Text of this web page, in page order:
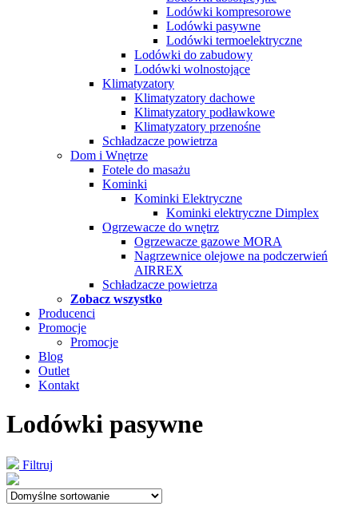
Lodówki kompresorowe
Lodówki pasywne
Lodówki termoelektryczne
Lodówki do zabudowy
Lodówki wolnostojące
Klimatyzatory
Klimatyzatory dachowe
Klimatyzatory podławkowe
Klimatyzatory przenośne
Schładzacze powietrza
Dom i Wnętrze
Fotele do masażu
Kominki
Kominki Elektryczne
Kominki elektryczne Dimplex
Ogrzewacze do wnętrz
Ogrzewacze gazowe MORA
Nagrzewnice olejowe na podczerwień
AIRREX
Schładzacze powietrza
Zobacz wszystko
Producenci
Promocje
Promocje
Blog
Outlet
Kontakt
Lodówki pasywne
Filtruj